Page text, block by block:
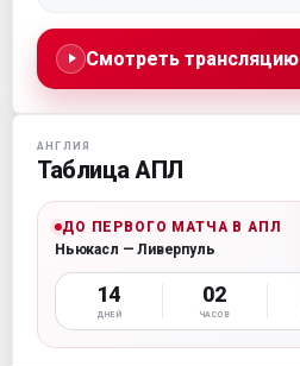
Смотреть трансляцию
АНГЛИЯ
Таблица АПЛ
ДО ПЕРВОГО МАТЧА В АПЛ
Ньюкасл — Ливерпуль
14
ДНЕЙ
02
ЧАСОВ